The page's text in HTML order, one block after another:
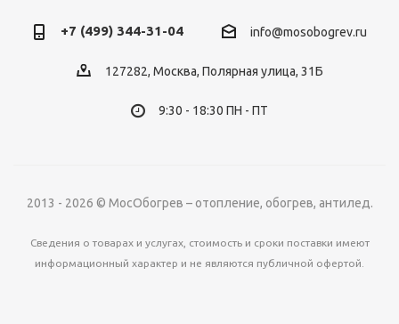
+7 (499) 344-31-04 info@mosobogrev.ru
127282, Москва, Полярная улица, 31Б
9:30 - 18:30 ПН - ПТ
2013 - 2026 © МосОбогрев – отопление, обогрев, антилед.
Сведения о товарах и услугах, стоимость и сроки поставки имеют
информационный характер и не являются публичной офертой.